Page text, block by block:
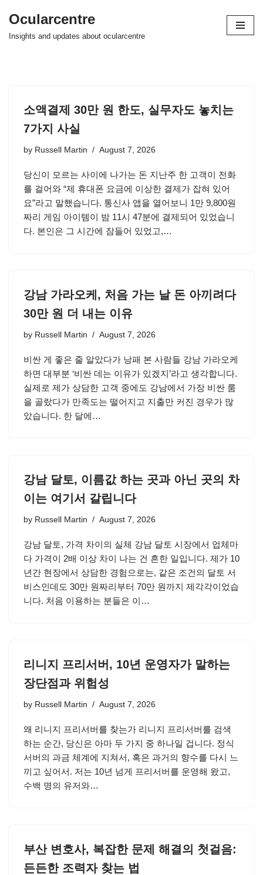
Skip
Ocularcentre
Insights and updates about ocularcentre
소액결제 30만 원 한도, 실무자도 놓치는
7가지 사실
by Russell Martin August 7, 2026
당신이 모르는 사이에 나가는 돈 지난주 한 고객이 전화
를 걸어와 “제 휴대폰 요금에 이상한 결제가 잡혀 있어
요”라고 말했습니다. 통신사 앱을 열어보니 1만 9,800원
짜리 게임 아이템이 밤 11시 47분에 결제되어 있었습니
다. 본인은 그 시간에 잠들어 있었고,…
강남 가라오케, 처음 가는 날 돈 아끼려다
30만 원 더 내는 이유
by Russell Martin August 7, 2026
비싼 게 좋은 줄 알았다가 낭패 본 사람들 강남 가라오케
하면 대부분 ‘비싼 데는 이유가 있겠지’라고 생각합니다.
실제로 제가 상담한 고객 중에도 강남에서 가장 비싼 룸
을 골랐다가 만족도는 떨어지고 지출만 커진 경우가 많
았습니다. 한 달에…
강남 달토, 이름값 하는 곳과 아닌 곳의 차
이는 여기서 갈립니다
by Russell Martin August 7, 2026
강남 달토, 가격 차이의 실체 강남 달토 시장에서 업체마
다 가격이 2배 이상 차이 나는 건 흔한 일입니다. 제가 10
년간 현장에서 상담한 경험으로는, 같은 조건의 달토 서
비스인데도 30만 원짜리부터 70만 원까지 제각각이었습
니다. 처음 이용하는 분들은 이…
리니지 프리서버, 10년 운영자가 말하는
장단점과 위험성
by Russell Martin August 7, 2026
왜 리니지 프리서버를 찾는가 리니지 프리서버를 검색
하는 순간, 당신은 아마 두 가지 중 하나일 겁니다. 정식
서버의 과금 체계에 지쳐서, 혹은 과거의 향수를 다시 느
끼고 싶어서. 저는 10년 넘게 프리서버를 운영해 왔고,
수백 명의 유저와…
부산 변호사, 복잡한 문제 해결의 첫걸음:
든든한 조력자 찾는 법